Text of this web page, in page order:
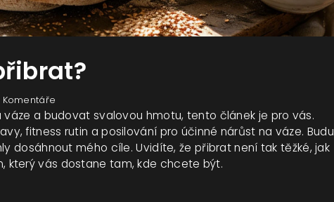
Komentáře
a budovat svalovou hmotu, tento článek je pro vás.
fitness rutin a posilování pro účinné nárůst na váze. Budu
dosáhnout mého cíle. Uvidíte, že přibrat není tak těžké, jak
který vás dostane tam, kde chcete být.